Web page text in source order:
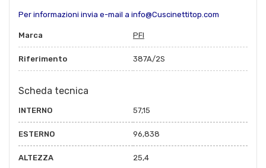
Per informazioni invia e-mail a info@Cuscinettitop.com
Marca PFI
Riferimento 387A/2S
Scheda tecnica
INTERNO 57,15
ESTERNO 96,838
ALTEZZA 25,4